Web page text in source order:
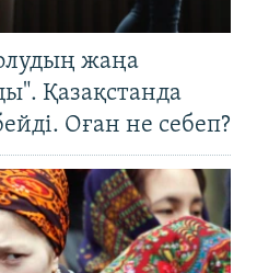
жаңа
Қазақстанда
Оған не себеп?